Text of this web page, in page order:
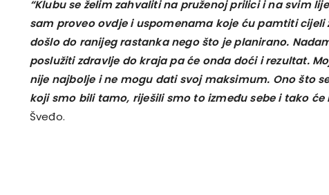
“Klubu se želim zahvaliti na pruženoj prilici i na svim
sam proveo ovdje i uspomenama koje ću pamtiti cijeli
došlo do ranijeg rastanka nego što je planirano.
poslužiti zdravlje do kraja pa će onda doći i rezultat.
nije najbolje i ne mogu dati svoj maksimum. Ono što
koji smo bili tamo, riješili smo to između sebe i tako će
Šveđo.